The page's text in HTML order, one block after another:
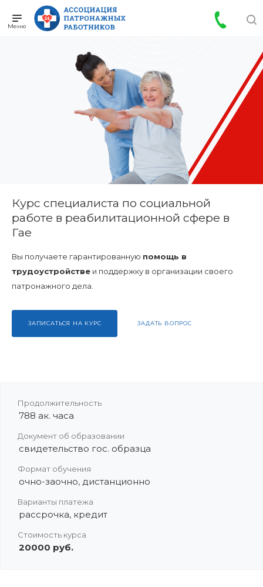
Курс специалиста по социальной
работе в реабилитационной сфере в
Гае
Вы получаете гарантированную помощь в
трудоустройстве и поддержку в организации своего
патронажного дела.
ЗАПИСАТЬСЯ НА КУРС ЗАДАТЬ ВОПРОС
Продолжительность
788 ак. часа
Документ об образовании
свидетельство гос. образца
Формат обучения
очно-заочно, дистанционно
Варианты платежа
рассрочка, кредит
Стоимость курса
20000 руб.